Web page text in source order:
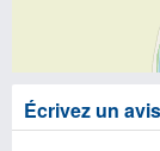
Écrivez un